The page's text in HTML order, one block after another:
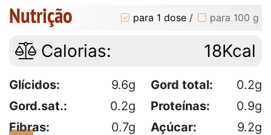
Nutrição para 1 dose / para 100 g
Calorias: 18Kcal
Glícidos: 9.6g Gord total:
0.2g
Gord.sat.:
0.2g Proteínas:
0.9g
Fibras:
0.7g Açúcar:
9.2g